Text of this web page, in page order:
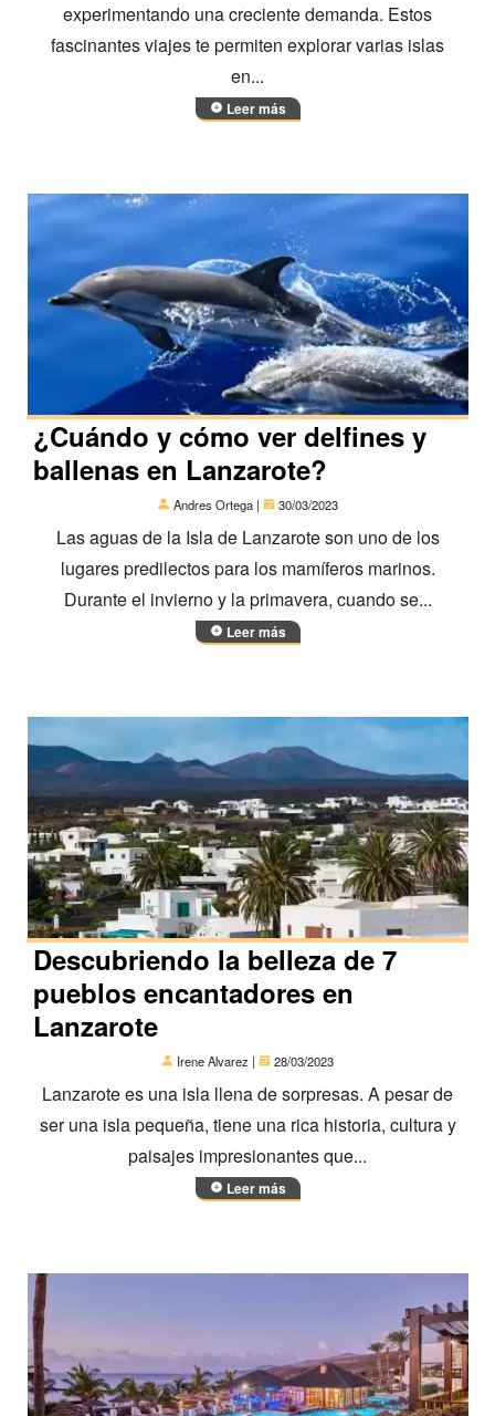
experimentando una creciente demanda. Estos
fascinantes viajes te permiten explorar varias islas
en...
Leer más
¿Cuándo y cómo ver delfines y
ballenas en Lanzarote?
Andres Ortega | 30/03/2023
Las aguas de la Isla de Lanzarote son uno de los
lugares predilectos para los mamíferos marinos.
Durante el invierno y la primavera, cuando se...
Leer más
Descubriendo la belleza de 7
pueblos encantadores en
Lanzarote
Irene Alvarez | 28/03/2023
Lanzarote es una isla llena de sorpresas. A pesar de
ser una isla pequeña, tiene una rica historia, cultura y
paisajes impresionantes que...
Leer más